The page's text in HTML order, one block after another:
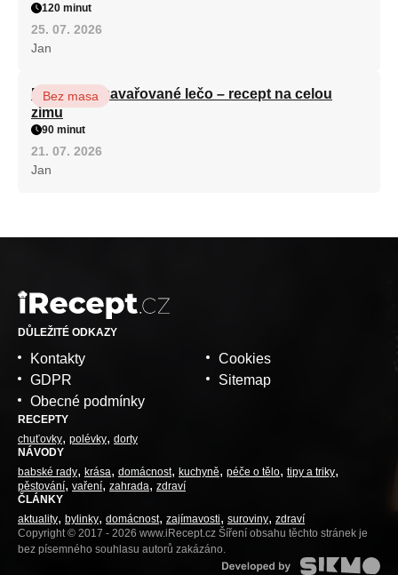
120 minut
25. 07. 2026
Jan
Babiččino zavařované lečo – recept na celou
zimu
Bez masa
90 minut
21. 07. 2026
Jan
DŮLEŽITÉ ODKAZY
Kontakty
GDPR
Obecné podmínky
Cookies
Sitemap
RECEPTY
chuťovky polévky dorty
NÁVODY
babské rady
krása domácnost kuchyně péče o tělo tipy a triky
pěstování vaření zahrada zdraví
ČLÁNKY
aktuality
bylinky domácnost zajímavosti suroviny zdraví
Copyright © 2017 - 2026 www.iRecept.cz Šíření obsahu těchto stránek je
bez písemného souhlasu autorů zakázáno.